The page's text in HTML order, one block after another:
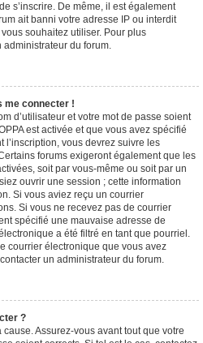
s’inscrire. De même, il est également
ait banni votre adresse IP ou interdit
souhaitez utiliser. Pour plus
administrateur du forum.
me connecter !
d’utilisateur et votre mot de passe soient
est activée et que vous avez spécifié
vous devrez suivre les
forums exigeront également que les
soit par vous-même ou soit par un
ouvrir une session ; cette information
Si vous aviez reçu un courrier
Si vous ne recevez pas de courrier
spécifié une mauvaise adresse de
a été filtré en tant que pourriel.
courrier électronique que vous avez
un administrateur du forum.
?
Assurez-vous avant tout que votre